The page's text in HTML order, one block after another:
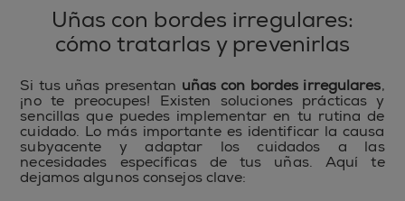
Uñas con bordes irregulares:
cómo tratarlas y prevenirlas
Si tus uñas presentan uñas con bordes irregulares,
¡no te preocupes! Existen soluciones prácticas y
sencillas que puedes implementar en tu rutina de
cuidado. Lo más importante es identificar la causa
subyacente y adaptar los cuidados a las
necesidades específicas de tus uñas. Aquí te
dejamos algunos consejos clave: